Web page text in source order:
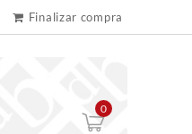
Finalizar compra
0